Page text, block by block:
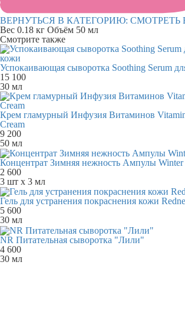
ВЕРНУТЬСЯ В КАТЕГОРИЮ: СМОТРЕТЬ
Вес 0.18 кг Объём 50 мл
Смотрите также
Успокаивающая сыворотка Soothing Serum
15 100
30 мл
Крем гламурный Инфузия Витаминов
Cream
9 200
50 мл
Концентрат Зимняя нежность Ампулы Winter
2 600
3 шт х 3 мл
Гель для устранения покраснения кожи
5 600
30 мл
NR Питательная сыворотка "Лили"
4 600
30 мл